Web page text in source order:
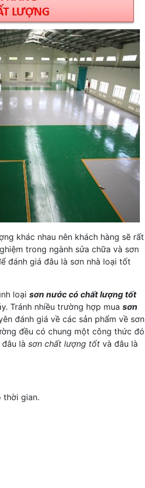
khác nhau nên khách hàng sẽ rất
trong ngành sửa chữa và sơn
đánh giá đâu là sơn nhà loại tốt
loại sơn nước có chất lượng tốt
Tránh nhiều trường hợp mua sơn
đánh giá về các sản phẩm về sơn
đều có chung một công thức đó
là sơn chất lượng tốt và đâu là
thời gian.